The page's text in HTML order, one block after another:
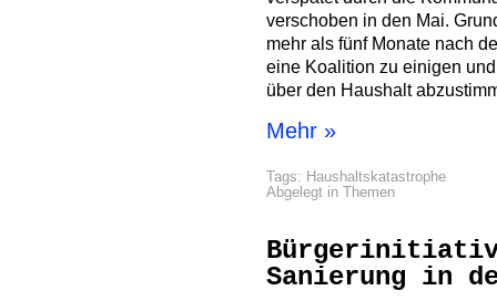
verschoben in den Mai.
mehr als fünf Monate nach
eine Koalition zu einigen
über den Haushalt
Mehr »
Tags: Haushaltskatastrophe
Abgelegt in Themen
Sanierung in